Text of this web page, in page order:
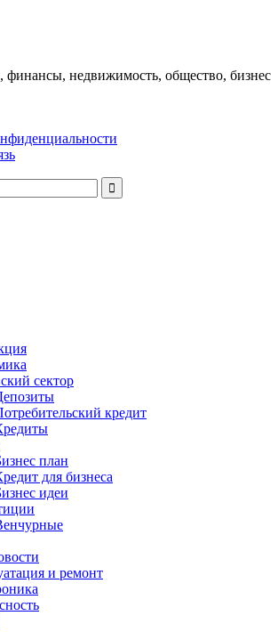
финансы, недвижимость, общество, бизнес
сектор
кредит
план
для бизнеса
идеи
и ремонт